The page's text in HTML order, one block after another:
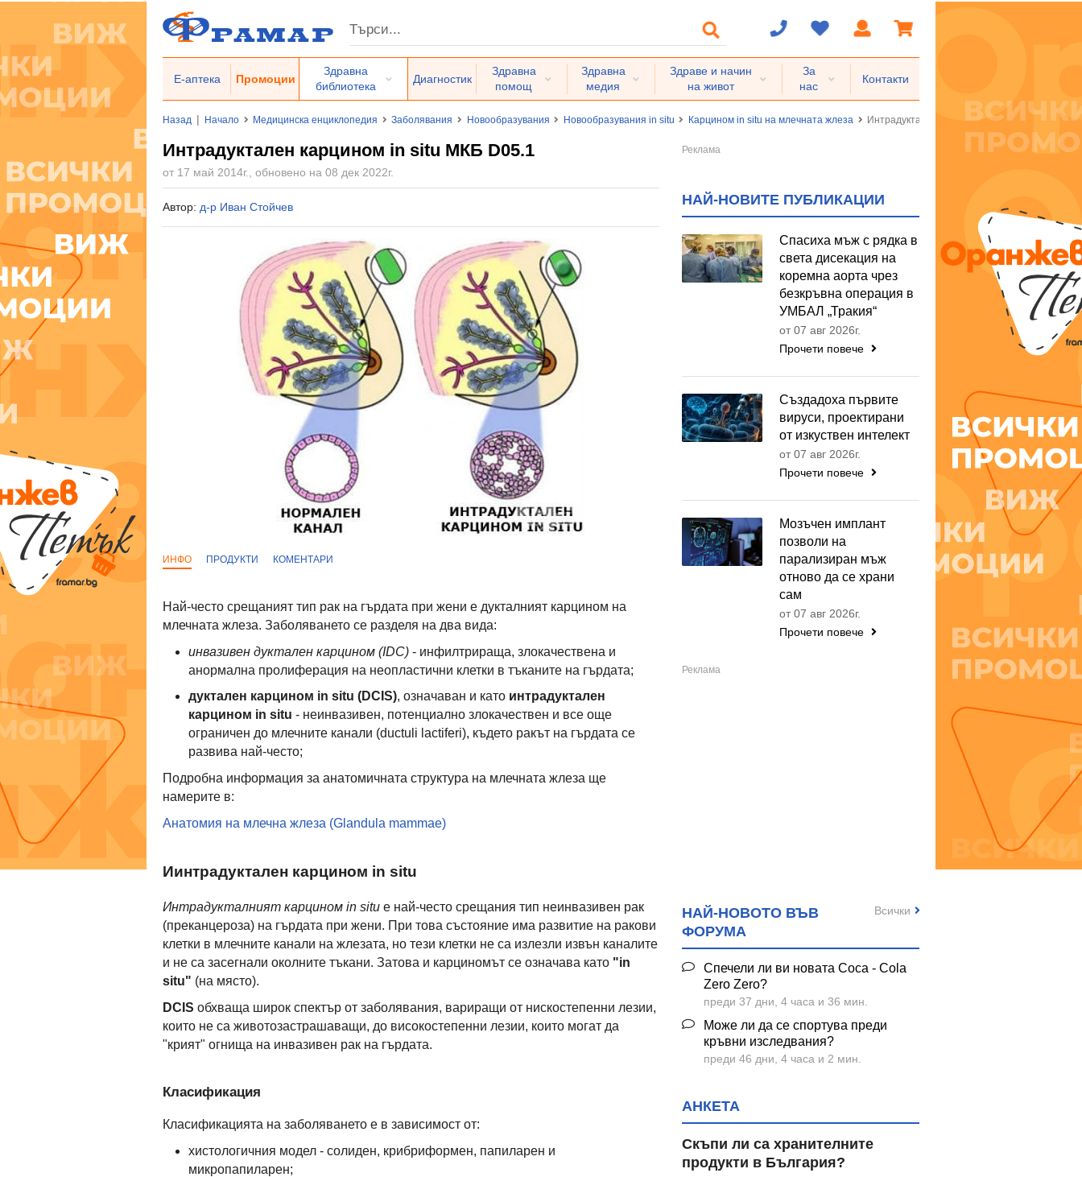
Е-аптека Промоции
Здравна
библиотека
Диагностик
Здравна
помощ
Здравна
медия
Здраве и начин
на живот
За
нас
Контакти
Назад | Начало Медицинска енциклопедия Заболявания Новообразувания Новообразувания in situ Карцином in situ на млечната жлеза Интрадуктален карцином in situ
Интрадуктален карцином in situ МКБ D05.1
от 17 май 2014г., обновено на 08 дек 2022г.
Автор: д-р Иван Стойчев
ИНФО ПРОДУКТИ КОМЕНТАРИ
Най-често срещаният тип рак на гърдата при жени е дукталният карцином на
млечната жлеза. Заболяването се разделя на два вида:
инвазивен дуктален карцином (IDC)- инфилтрираща, злокачествена и
анормална пролиферация на неопластични клетки в тъканите на гърдата;
дуктален карцином in situ (DCIS), означаван и катоинтрадуктален
карцином in situ - неинвазивен, потенциално злокачествен и все още
ограничен до млечните канали (ductuli lactiferi), където ракът на гърдата се
развива най-често;
Подробна информация за анатомичната структура на млечната жлеза ще
намерите в:
Анатомия на млечна жлеза (Glandula mammae)
Иинтрадуктален карцином in situ
Интрадукталният карцином in situ e най-често срещания тип неинвазивен рак
(преканцероза) на гърдата при жени. При това състояние има развитие на ракови
клетки в млечните канали на жлезата, но тези клетки не са излезли извън каналите
и не са засегнали околните тъкани. Затова и карциномът се означава като "in
situ" (на място).
DCIS обхваща широк спектър от заболявания, вариращи от нискостепенни лезии,
които не са животозастрашаващи, до високостепенни лезии, които могат да
"крият" огнища на инвазивен рак на гърдата.
Класификация
Класификацията на заболяването е в зависимост от:
хистологичния модел - солиден, крибриформен, папиларен и
микропапиларен;
НАЙ-НОВИТЕ ПУБЛИКАЦИИ
Спасиха мъж с рядка в
света дисекация на
коремна аорта чрез
безкръвна операция в
УМБАЛ „Тракия“
от 07 авг 2026г.
Прочети повече
Създадоха първите
вируси, проектирани
от изкуствен интелект
от 07 авг 2026г.
Прочети повече
Мозъчен имплант
позволи на
парализиран мъж
отново да се храни
сам
от 07 авг 2026г.
Прочети повече
НАЙ-НОВОТО ВЪВ
ФОРУМА
Спечели ли ви новата Coca - Cola
Zero Zero?
преди 37 дни, 4 часа и 36 мин.
Може ли да се спортува преди
кръвни изследвания?
преди 46 дни, 4 часа и 2 мин.
Всички
АНКЕТА
Скъпи ли са хранителните
продукти в България?